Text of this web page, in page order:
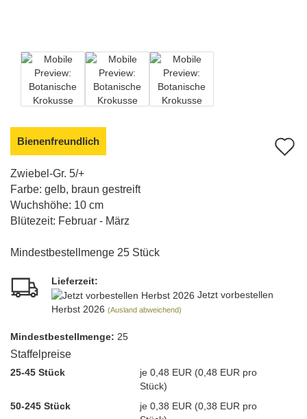
Bienenfreundlich
Zwiebel-Gr. 5/+
Farbe: gelb, braun gestreift
Wuchshöhe: 10 cm
Blütezeit: Februar - März
Mindestbestellmenge 25 Stück
Lieferzeit:
Jetzt vorbestellen
Herbst 2026 (Ausland abweichend)
Mindest­bestellmenge: 25
Staffelpreise
25-45 Stück
je 0,48 EUR (0,48 EUR pro
Stück)
50-245 Stück
je 0,38 EUR (0,38 EUR pro